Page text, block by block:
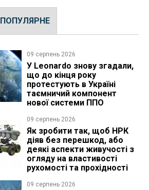
ПОПУЛЯРНЕ
09 серпень 2026
У Leonardo знову згадали,
що до кінця року
протестують в Україні
таємничий компонент
нової системи ППО
09 серпень 2026
Як зробити так, щоб НРК
діяв без перешкод, або
деякі аспекти живучості з
огляду на властивості
рухомості та прохідності
09 серпень 2026